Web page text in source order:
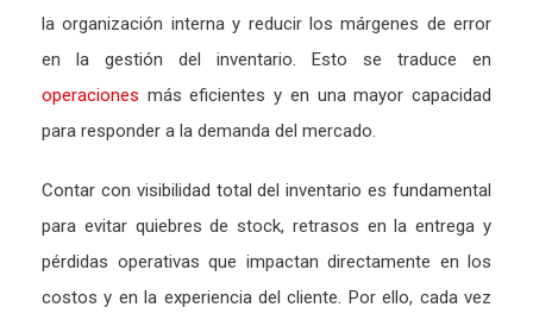
la organización interna y reducir los márgenes de error
en la gestión del inventario. Esto se traduce en
operaciones más eficientes y en una mayor capacidad
para responder a la demanda del mercado.
Contar con visibilidad total del inventario es fundamental
para evitar quiebres de stock, retrasos en la entrega y
pérdidas operativas que impactan directamente en los
costos y en la experiencia del cliente. Por ello, cada vez